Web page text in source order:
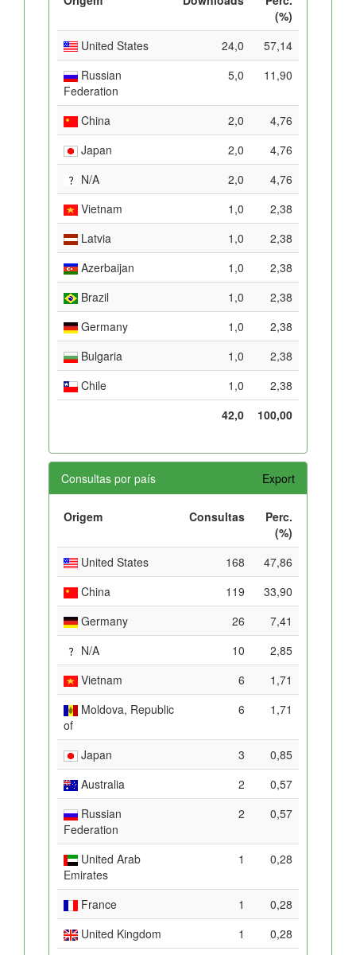
(%)
United States
24,0
57,14
Russian
Federation
5,0 11,90
China 2,0
4,76
Japan
2,0
4,76
N/A
2,0
4,76
Vietnam
1,0
2,38
Latvia
1,0
2,38
Azerbaijan
1,0
2,38
Brazil
1,0
2,38
Germany
1,0
2,38
Bulgaria
1,0
2,38
Chile
1,0
2,38
42,0
100,00
Consultas por país Export
Origem Consultas
Perc.
(%)
United States
168
47,86
China
119
33,90
Germany
26
7,41
N/A
10
2,85
Vietnam
6
1,71
Moldova, Republic
of
6 1,71
Japan 3
0,85
Australia
2
0,57
Russian
Federation
2 0,57
United Arab
Emirates
1 0,28
France 1
0,28
United Kingdom
1
0,28